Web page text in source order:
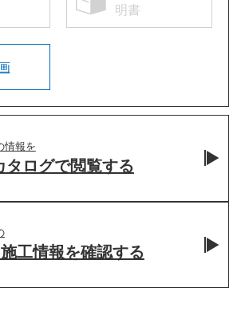
明書
情報を
タログで閲覧する
工情報を確認する